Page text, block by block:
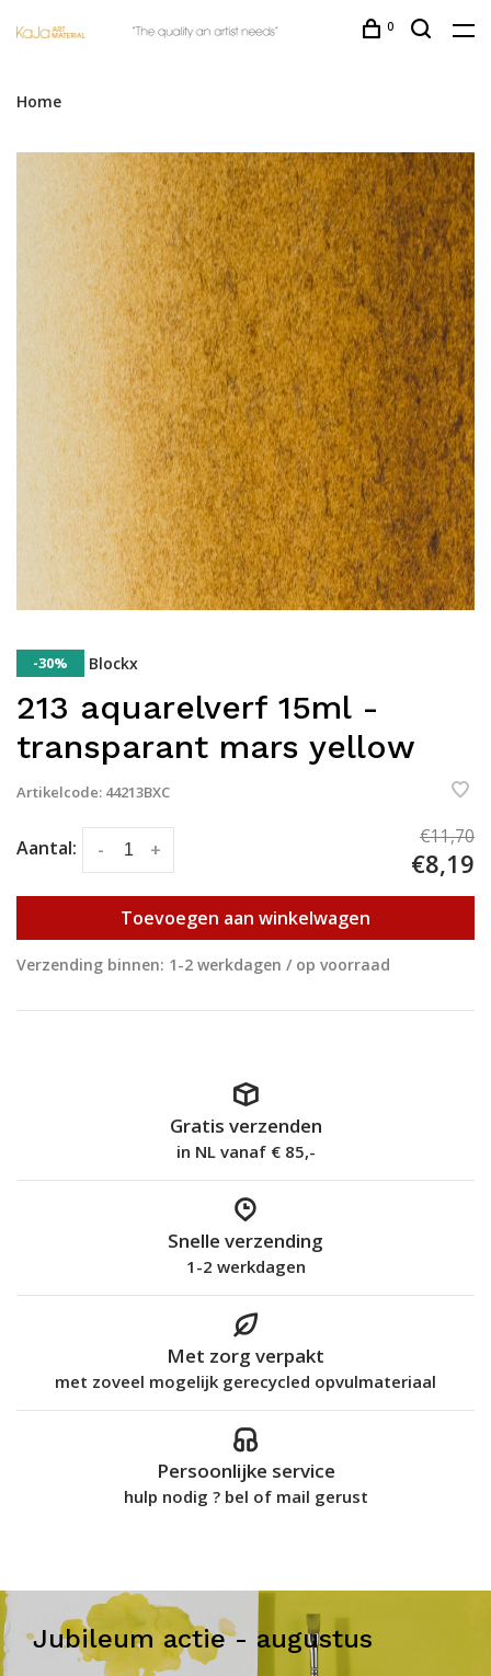
0
Home
-30% Blockx
213 aquarelverf 15ml -
transparant mars yellow
Artikelcode: 44213BXC
Aantal: +
-
€11,70
€8,19
Toevoegen aan winkelwagen
Verzending binnen: 1-2 werkdagen / op voorraad
Gratis verzenden
in NL vanaf € 85,-
Snelle verzending
1-2 werkdagen
Met zorg verpakt
met zoveel mogelijk gerecycled opvulmateriaal
Persoonlijke service
hulp nodig ? bel of mail gerust
Jubileum actie - augustus